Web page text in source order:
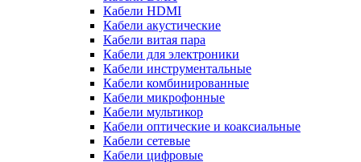
Кабели HDMI
Кабели акустические
Кабели витая пара
Кабели для электроники
Кабели инструментальные
Кабели комбинированные
Кабели микрофонные
Кабели мультикор
Кабели оптические и коаксиальные
Кабели сетевые
Кабели цифровые